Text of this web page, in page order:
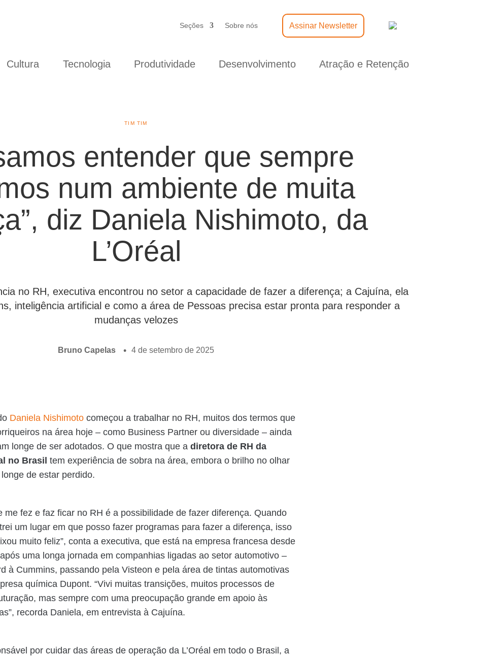
Seções Sobre nós Assinar Newsletter
Cultura Tecnologia Produtividade Desenvolvimento Atração e Retenção
TIM TIM
entender que sempre
num ambiente de muita
diz Daniela Nishimoto, da
L’Oréal
no RH, executiva encontrou no setor a capacidade de fazer a diferença; a Cajuína, ela
inteligência artificial e como a área de Pessoas precisa estar pronta para responder a
mudanças velozes
Bruno Capelas 4 de setembro de 2025
Daniela Nishimoto começou a trabalhar no RH, muitos dos termos que
na área hoje – como Business Partner ou diversidade – ainda
longe de ser adotados. O que mostra que a diretora de RH da
no Brasil tem experiência de sobra na área, embora o brilho no olhar
de estar perdido.
me fez e faz ficar no RH é a possibilidade de fazer diferença. Quando
um lugar em que posso fazer programas para fazer a diferença, isso
muito feliz”, conta a executiva, que está na empresa francesa desde
uma longa jornada em companhias ligadas ao setor automotivo –
à Cummins, passando pela Visteon e pela área de tintas automotivas
química Dupont. “Vivi muitas transições, muitos processos de
mas sempre com uma preocupação grande em apoio às
recorda Daniela, em entrevista à Cajuína.
por cuidar das áreas de operação da L’Oréal em todo o Brasil, a